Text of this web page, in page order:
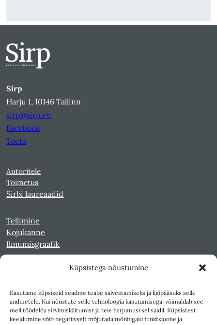
Küpsistega nõustumine
Kasutame küpsiseid seadme teabe salvestamiseks ja ligipääsuks selle
andmetele. Kui nõustute selle tehnoloogia kasutamisega, võimaldab see
meil töödelda sirvimiskäitumist ja teie harjumusi sel saidil. Küpsistest
keeldumine võib negatiivselt mõjutada mõningaid funktsioone ja
Sirp
Harju 1, 10146 Tallinn
sirp@sirp.ee
Facebook
Toeta
Autoritele
Toimetus
Sirbi laureaadid
Tellimine
Kojukanne
Ilmumisgraafik
Kultuurileht 1994-1997
Reede 1989-1990
Sirp ja Vasar 1940-1989